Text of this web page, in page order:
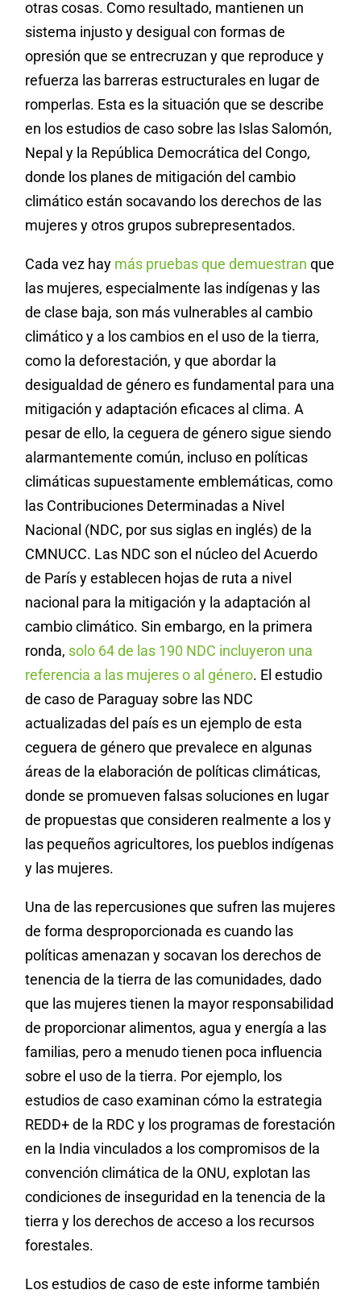
otras cosas. Como resultado, mantienen un
sistema injusto y desigual con formas de
opresión que se entrecruzan y que reproduce y
refuerza las barreras estructurales en lugar de
romperlas. Esta es la situación que se describe
en los estudios de caso sobre las Islas Salomón,
Nepal y la República Democrática del Congo,
donde los planes de mitigación del cambio
climático están socavando los derechos de las
mujeres y otros grupos subrepresentados.
Cada vez hay más pruebas que demuestran que
las mujeres, especialmente las indígenas y las
de clase baja, son más vulnerables al cambio
climático y a los cambios en el uso de la tierra,
como la deforestación, y que abordar la
desigualdad de género es fundamental para una
mitigación y adaptación eficaces al clima. A
pesar de ello, la ceguera de género sigue siendo
alarmantemente común, incluso en políticas
climáticas supuestamente emblemáticas, como
las Contribuciones Determinadas a Nivel
Nacional (NDC, por sus siglas en inglés) de la
CMNUCC. Las NDC son el núcleo del Acuerdo
de París y establecen hojas de ruta a nivel
nacional para la mitigación y la adaptación al
cambio climático. Sin embargo, en la primera
ronda, solo 64 de las 190 NDC incluyeron una
referencia a las mujeres o al género. El estudio
de caso de Paraguay sobre las NDC
actualizadas del país es un ejemplo de esta
ceguera de género que prevalece en algunas
áreas de la elaboración de políticas climáticas,
donde se promueven falsas soluciones en lugar
de propuestas que consideren realmente a los y
las pequeños agricultores, los pueblos indígenas
y las mujeres.
Una de las repercusiones que sufren las mujeres
de forma desproporcionada es cuando las
políticas amenazan y socavan los derechos de
tenencia de la tierra de las comunidades, dado
que las mujeres tienen la mayor responsabilidad
de proporcionar alimentos, agua y energía a las
familias, pero a menudo tienen poca influencia
sobre el uso de la tierra. Por ejemplo, los
estudios de caso examinan cómo la estrategia
REDD+ de la RDC y los programas de forestación
en la India vinculados a los compromisos de la
convención climática de la ONU, explotan las
condiciones de inseguridad en la tenencia de la
tierra y los derechos de acceso a los recursos
forestales.
Los estudios de caso de este informe también